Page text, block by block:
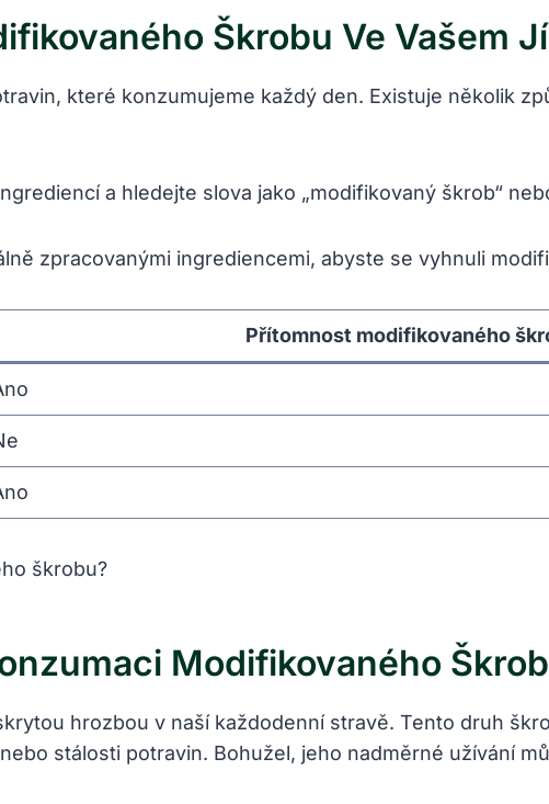
Škrobu Ve Vašem
které konzumujeme každý den. Existuje několik
a hledejte slova jako „modifikovaný škrob“
zpracovanými ingrediencemi, abyste se vyhnuli
Přítomnost modifikovaného
Modifikovaného
hrozbou v naší každodenní stravě. Tento druh
stálosti potravin. Bohužel, jeho nadměrné užívání